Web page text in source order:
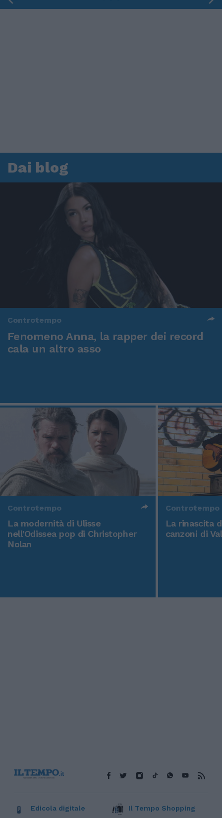
Dai blog
Controtempo
Fenomeno Anna, la rapper dei record
cala un altro asso
Controtempo
La modernità di Ulisse
nell'Odissea pop di Christopher
Nolan
Controtempo
La rinascita
canzoni di
Edicola digitale Il Tempo Shopping